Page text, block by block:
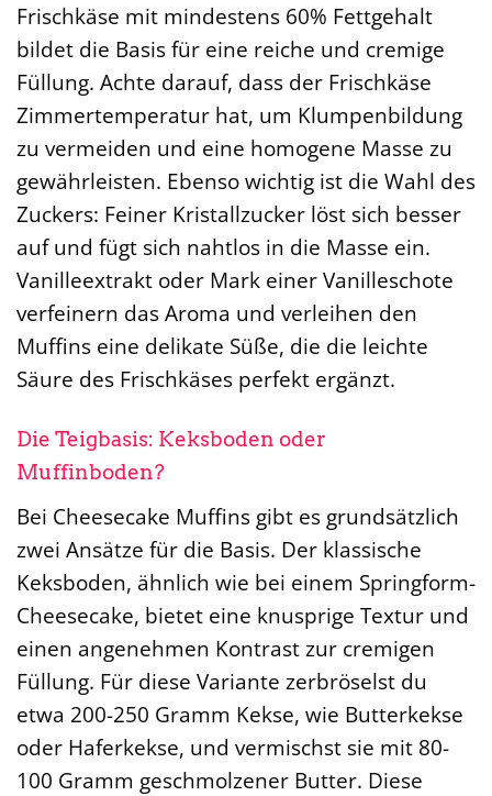
Frischkäse mit mindestens 60% Fettgehalt
bildet die Basis für eine reiche und cremige
Füllung. Achte darauf, dass der Frischkäse
Zimmertemperatur hat, um Klumpenbildung
zu vermeiden und eine homogene Masse zu
gewährleisten. Ebenso wichtig ist die Wahl des
Zuckers: Feiner Kristallzucker löst sich besser
auf und fügt sich nahtlos in die Masse ein.
Vanilleextrakt oder Mark einer Vanilleschote
verfeinern das Aroma und verleihen den
Muffins eine delikate Süße, die die leichte
Säure des Frischkäses perfekt ergänzt.
Die Teigbasis: Keksboden oder
Muffinboden?
Bei Cheesecake Muffins gibt es grundsätzlich
zwei Ansätze für die Basis. Der klassische
Keksboden, ähnlich wie bei einem Springform-
Cheesecake, bietet eine knusprige Textur und
einen angenehmen Kontrast zur cremigen
Füllung. Für diese Variante zerbröselst du
etwa 200-250 Gramm Kekse, wie Butterkekse
oder Haferkekse, und vermischst sie mit 80-
100 Gramm geschmolzener Butter. Diese